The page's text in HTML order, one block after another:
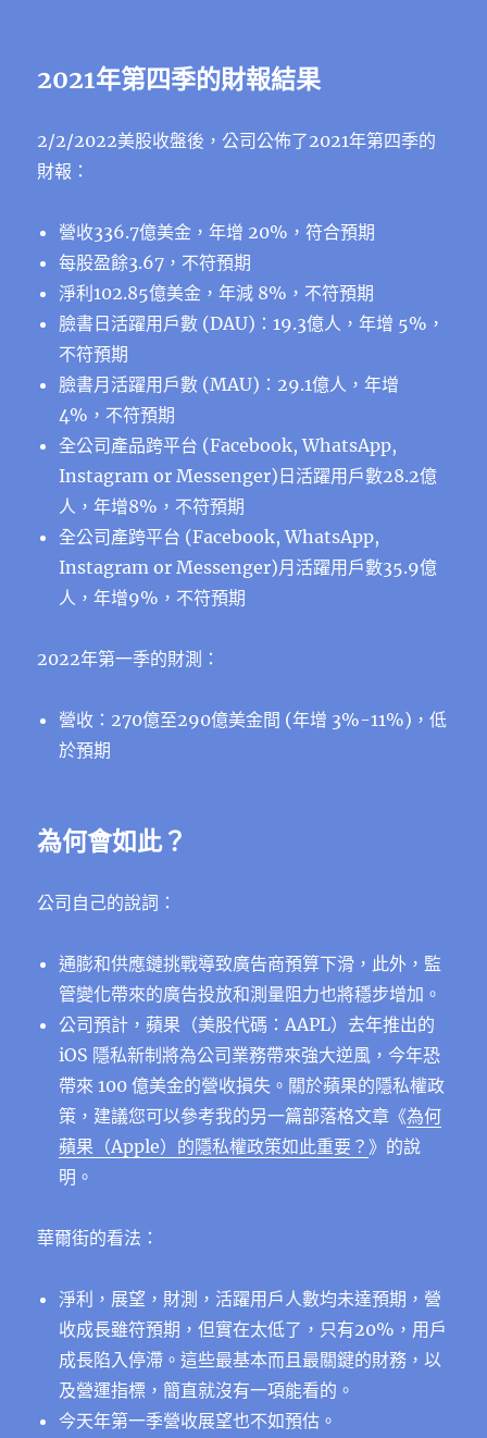
2021年第四季的財報結果
2/2/2022美股收盤後，公司公佈了2021年第四季的
財報：
營收336.7億美金，年增 20%，符合預期
每股盈餘3.67，不符預期
淨利102.85億美金，年減 8%，不符預期
臉書日活躍用戶數 (DAU)：19.3億人，年增 5%，
不符預期
臉書月活躍用戶數 (MAU)：29.1億人，年增
4%，不符預期
全公司產品跨平台 (Facebook, WhatsApp,
Instagram or Messenger)日活躍用戶數28.2億
人，年增8%，不符預期
全公司產跨平台 (Facebook, WhatsApp,
Instagram or Messenger)月活躍用戶數35.9億
人，年增9%，不符預期
2022年第一季的財測：
營收：270億至290億美金間 (年增 3%-11%)，低
於預期
為何會如此？
公司自己的說詞：
通膨和供應鏈挑戰導致廣告商預算下滑，此外，監
管變化帶來的廣告投放和測量阻力也將穩步增加。
公司預計，蘋果（美股代碼：AAPL）去年推出的
iOS 隱私新制將為公司業務帶來強大逆風，今年恐
帶來 100 億美金的營收損失。關於蘋果的隱私權政
策，建議您可以參考我的另一篇部落格文章《為何
蘋果（Apple）的隱私權政策如此重要？》的說
明。
華爾街的看法：
淨利，展望，財測，活躍用戶人數均未達預期，營
收成長雖符預期，但實在太低了，只有20%，用戶
成長陷入停滯。這些最基本而且最關鍵的財務，以
及營運指標，簡直就沒有一項能看的。
今天年第一季營收展望也不如預估。